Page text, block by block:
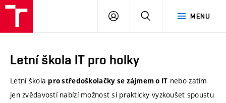
MENU
PŘIHLÁSIT
Letní škola IT pro holky
Letní škola pro středoškolačky se zájmem o IT nebo zatím
jen zvědavostí nabízí možnost si prakticky vyzkoušet spoustu